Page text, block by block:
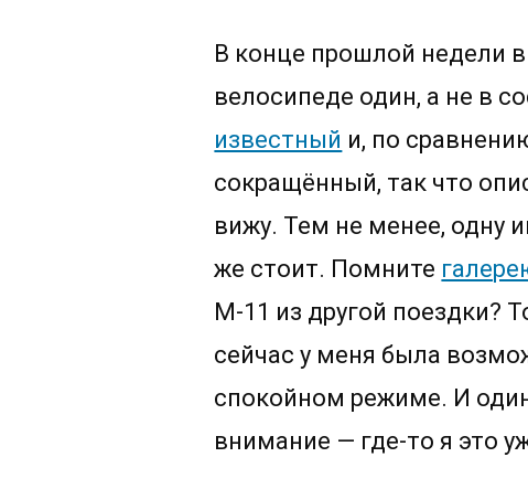
В конце прошлой недели
велосипеде один, а не в
известный и, по
сокращённый, так что
вижу. Тем не менее, одну
же стоит. Помните
М-11 из другой поездки?
сейчас у меня была
спокойном режиме. И
внимание — где-то я это